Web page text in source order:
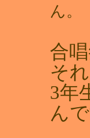
ん。
合
そ
3年
ん